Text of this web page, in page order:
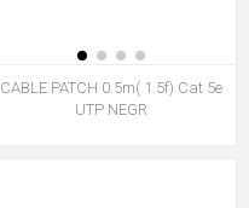
CABLE PATCH 0.5m( 1.5f) Cat 5e
UTP NEGR